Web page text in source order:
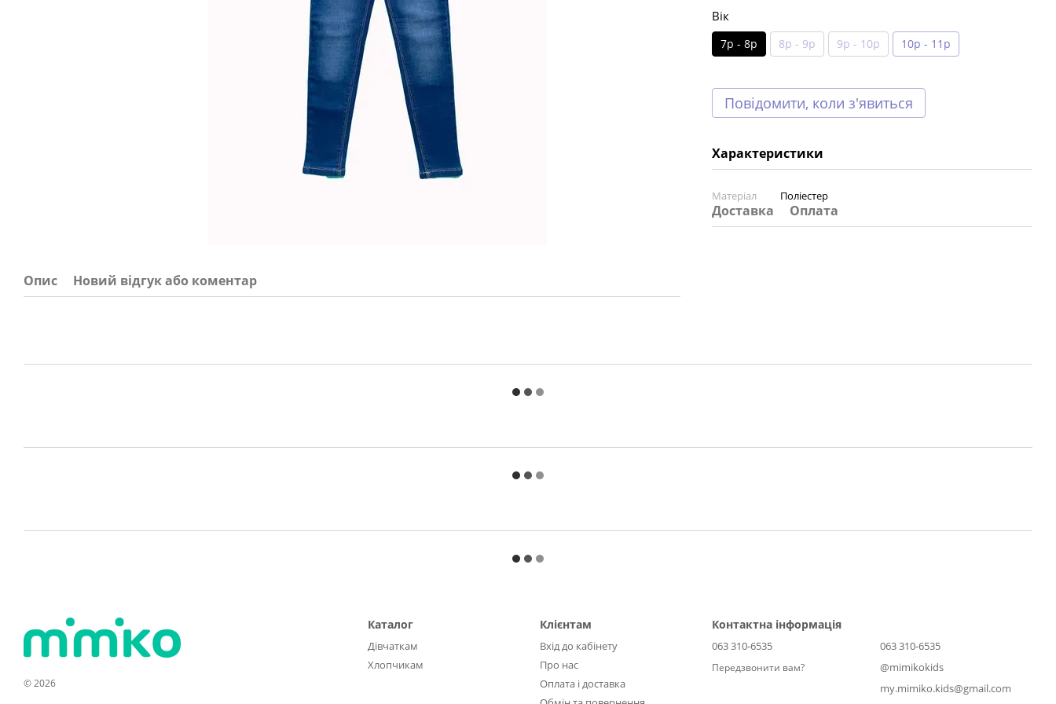
Опис Новий відгук або коментар
Вік
7р - 8р 8р - 9р 9р - 10р 10р - 11р
Повідомити, коли з'явиться
Характеристики
Матеріал Поліестер
Доставка Оплата
© 2026
Каталог
Дівчаткам
Хлопчикам
Клієнтам
Вхід до кабінету
Про нас
Оплата і доставка
Контактна інформація
063 310-6535
Передзвонити вам?
063 310-6535
@mimikokids
my.mimiko.kids@gmail.com